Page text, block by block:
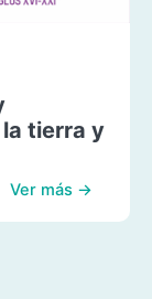
tierra y
Ver más →